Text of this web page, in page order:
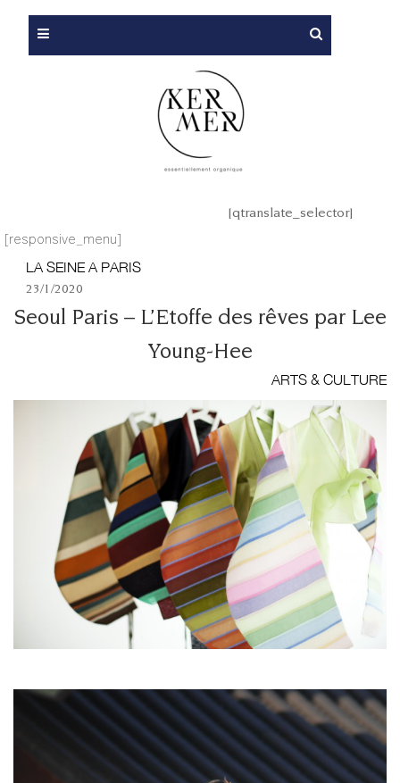
[qtranslate_selector]
[responsive_menu]
LA SEINE A PARIS
23/1/2020
Seoul Paris – L’Etoffe des rêves par Lee
Young-Hee
ARTS & CULTURE